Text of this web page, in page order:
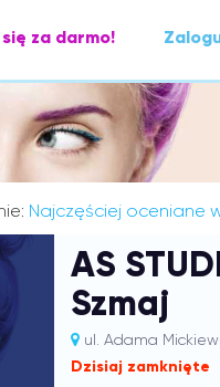
za darmo!
Najczęściej oceniane
AS
Szmaj
ul. Adama
Dzisiaj zamknięte